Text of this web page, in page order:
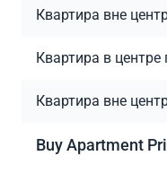
Квартира вне
Квартира в центре
Квартира вне
Buy Apartment